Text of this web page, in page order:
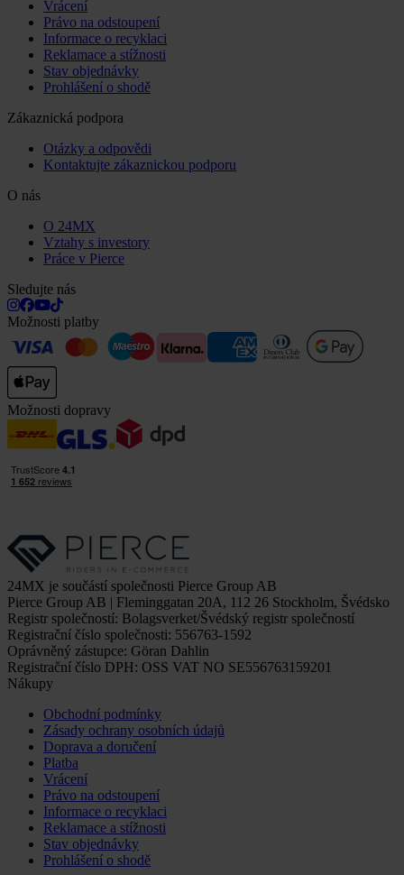
Vrácení
Právo na odstoupení
Informace o recyklaci
Reklamace a stížnosti
Stav objednávky
Prohlášení o shodě
Zákaznická podpora
Otázky a odpovědi
Kontaktujte zákaznickou podporu
O nás
O 24MX
Vztahy s investory
Práce v Pierce
Sledujte nás
Možnosti platby
Možnosti dopravy
24MX je součástí společnosti Pierce Group AB
Pierce Group AB | Fleminggatan 20A, 112 26 Stockholm, Švédsko
Registr společností: Bolagsverket/Švédský registr společností
Registrační číslo společnosti: 556763-1592
Oprávněný zástupce: Göran Dahlin
Registrační číslo DPH: OSS VAT NO SE556763159201
Nákupy
Obchodní podmínky
Zásady ochrany osobních údajů
Doprava a doručení
Platba
Vrácení
Právo na odstoupení
Informace o recyklaci
Reklamace a stížnosti
Stav objednávky
Prohlášení o shodě